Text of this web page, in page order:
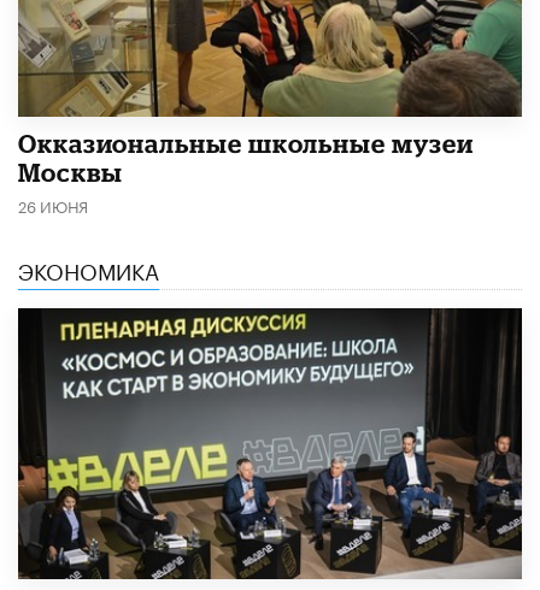
​Окказиональные школьные музеи
Москвы
26 ИЮНЯ
ЭКОНОМИКА